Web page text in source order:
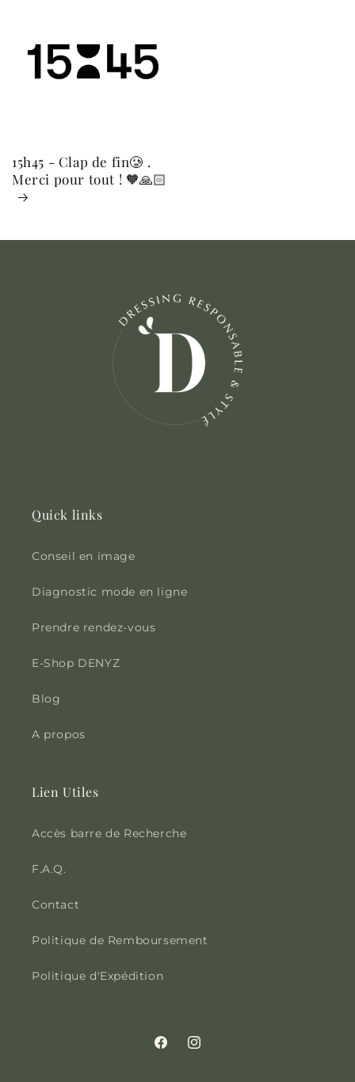
15h45 - Clap de fin🥲 .
Merci pour tout ! 🧡🙏🏻
Quick links
Conseil en image
Diagnostic mode en ligne
Prendre rendez-vous
E-Shop DENYZ
Blog
A propos
Lien Utiles
Accès barre de Recherche
F.A.Q.
Contact
Politique de Remboursement
Politique d'Expédition
FacebookInstagram